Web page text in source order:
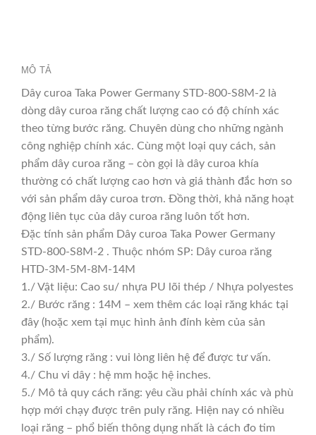
MÔ TẢ
Dây curoa Taka Power Germany STD-800-S8M-2 là
dòng dây curoa răng chất lượng cao có độ chính xác
theo từng bước răng. Chuyên dùng cho những ngành
công nghiệp chính xác. Cùng một loại quy cách, sản
phẩm dây curoa răng – còn gọi là dây curoa khía
thường có chất lượng cao hơn và giá thành đắc hơn so
với sản phẩm dây curoa trơn. Đồng thời, khả năng hoạt
động liên tục của dây curoa răng luôn tốt hơn.
Đặc tính sản phẩm Dây curoa Taka Power Germany
STD-800-S8M-2 . Thuộc nhóm SP: Dây curoa răng
HTD-3M-5M-8M-14M
1./ Vật liệu: Cao su/ nhựa PU lõi thép / Nhựa polyestes
2./ Bước răng : 14M – xem thêm các loại răng khác tại
đây (hoặc xem tại mục hình ảnh đính kèm của sản
phẩm).
3./ Số lượng răng : vui lòng liên hệ để được tư vấn.
4./ Chu vi dây : hệ mm hoặc hệ inches.
5./ Mô tả quy cách răng: yêu cầu phải chính xác và phù
hợp mới chạy được trên puly răng. Hiện nay có nhiều
loại răng – phổ biến thông dụng nhất là cách đo tim